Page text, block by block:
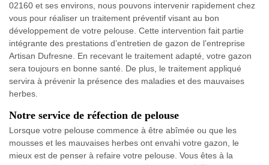
02160 et ses environs, nous pouvons intervenir rapidement chez
vous pour réaliser un traitement préventif visant au bon
développement de votre pelouse. Cette intervention fait partie
intégrante des prestations d’entretien de gazon de l’entreprise
Artisan Dufresne. En recevant le traitement adapté, votre gazon
sera toujours en bonne santé. De plus, le traitement appliqué
servira à prévenir la présence des maladies et des mauvaises
herbes.
Notre service de réfection de pelouse
Lorsque votre pelouse commence à être abîmée ou que les
mousses et les mauvaises herbes ont envahi votre gazon, le
mieux est de penser à refaire votre pelouse. Vous êtes à la